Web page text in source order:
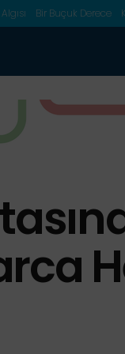
Bir Buçuk Derece